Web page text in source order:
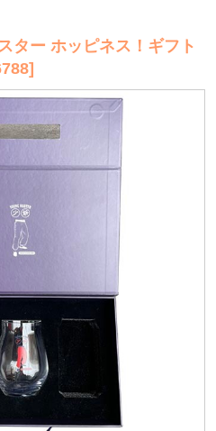
ター ホッピネス！ギフト